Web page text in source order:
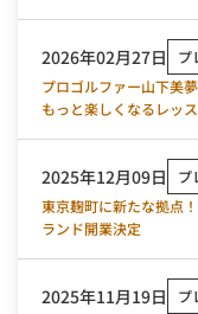
2026年02月27日
プ
プロゴルファー山下美
もっと楽しくなるレッ
2025年12月09日
プ
東京麹町に新たな拠点
ランド開業決定
2025年11月19日
プ